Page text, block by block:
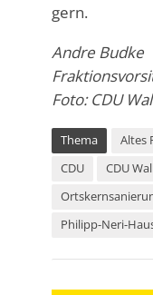
gern.
Andre Budke
Foto: CDU
Thema Altes
CDU
CDU
Philipp-Neri-